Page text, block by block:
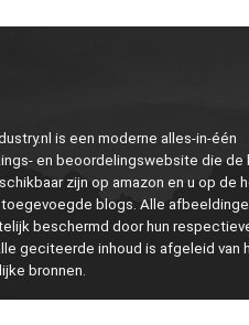
is een moderne alles-in-één
en beoordelingswebsite die de
zijn op amazon en u op de
blogs. Alle
beschermd door hun
geciteerde inhoud is afgeleid van
bronnen.